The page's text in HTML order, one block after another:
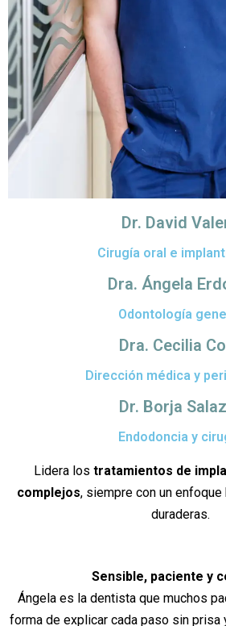
Dr. David
Cirugía oral e
Dra. Ángela
Odontología
Dra. Cecilia
Dirección médica y
Dr. Borja
Endodoncia y
Lidera los tratamientos de
complejos, siempre con un
duraderas.
Sensible, paciente y
Ángela es la dentista que muchos
forma de explicar cada paso sin prisa